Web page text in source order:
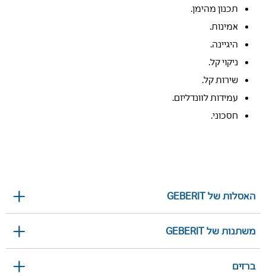
תכנון מהימן.
אמינות.
היגיינה.
ניקוי קל.
שירות קל.
עמידות לוונדליזם.
חסכוני.
האסלות של GEBERIT
משתנות של GEBERIT
ברזים